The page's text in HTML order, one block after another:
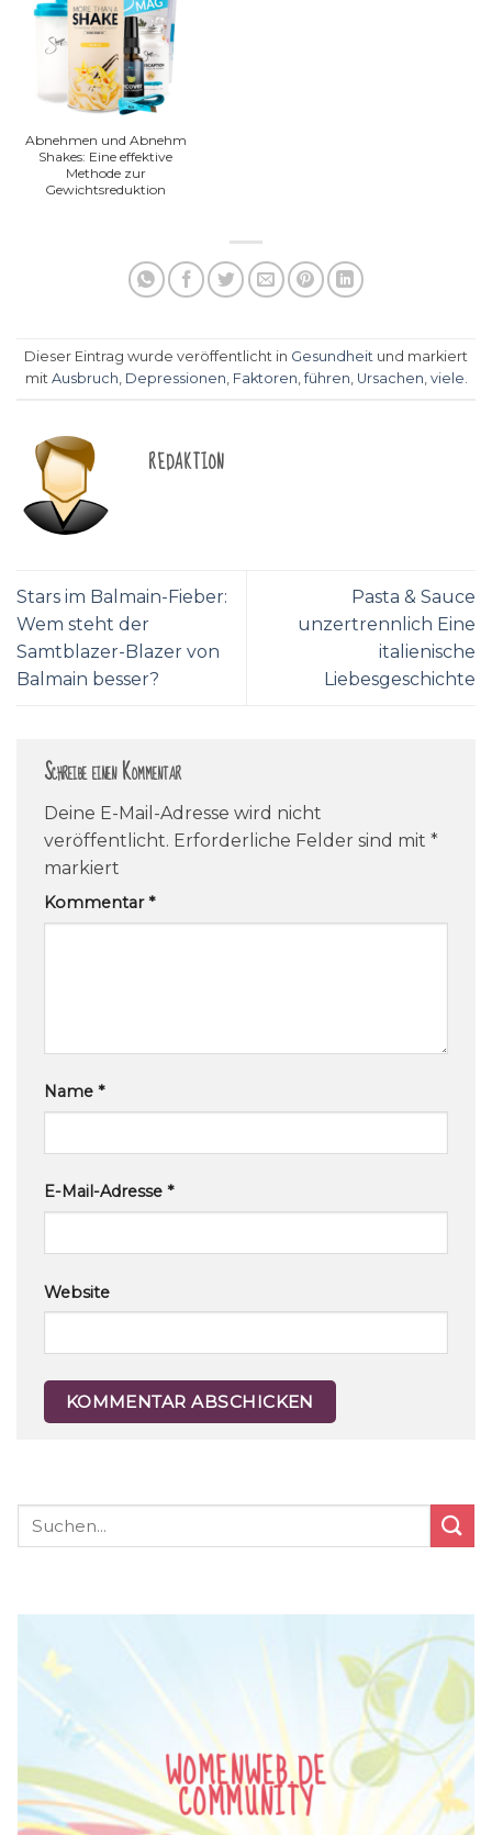
Abnehmen und Abnehm
Shakes: Eine effektive
Methode zur
Gewichtsreduktion
Dieser Eintrag wurde veröffentlicht in Gesundheit und markiert
mit Ausbruch, Depressionen, Faktoren,führen, Ursachen, viele.
REDAKTION
Stars im Balmain-Fieber:
Wem steht der
Samtblazer-Blazer von
Balmain besser?
Pasta & Sauce
unzertrennlich Eine
italienische
Liebesgeschichte
Schreibe einen Kommentar
Deine E-Mail-Adresse wird nicht
veröffentlicht. Erforderliche Felder sind mit *
markiert
Kommentar*
Name *
E-Mail-Adresse *
Website
WOMENWEB.DE
COMMUNITY